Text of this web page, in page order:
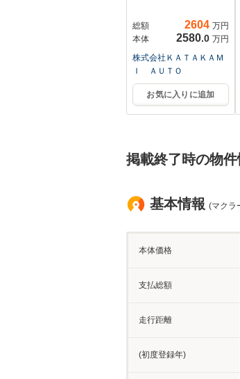
総額 2604 万円
本体
2580.0 万円
株式会社ＫＡＴＡＫＡＭ
Ｉ ＡＵＴＯ
お気に入りに追加
掲載終了時の物件
基本情報 (マクラ
本体価格
支払総額
走行距離
(初度登録年)